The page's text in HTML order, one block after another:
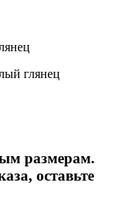
глянец
размерам.
оставьте